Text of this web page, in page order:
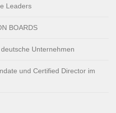
Leaders
BOARDS
Unternehmen
und Certified Director im